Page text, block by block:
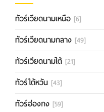
ทัวร์เวียดนามเหนือ [6]
ทัวร์เวียดนามกลาง [49]
ทัวร์เวียดนามใต้ [21]
ทัวร์ไต้หวัน [43]
ทัวร์ฮ่องกง [59]